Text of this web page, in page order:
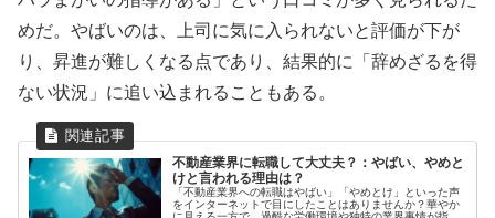
めだ。やばいのは、上司に気に入られないと評価が下が
り、昇進が難しくなる点であり、結果的に「辞めざるを得
ない状況」に追い込まれることもある。
不動産業界に転職して大丈夫？：やばい、やめと
けと言われる理由は？
「不動産業界への転職はやばい」「やめとけ」といった声
をインターネットで目にしたことはありませんか？華やか